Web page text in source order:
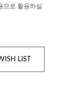
으로 활용하실
LIST